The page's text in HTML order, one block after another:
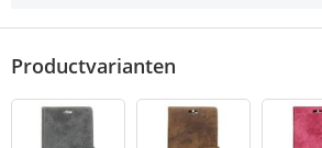
Productvarianten